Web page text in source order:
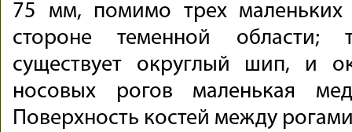
75 мм, помимо трех
стороне теменной области;
существует округлый шип, и
носовых рогов маленькая
Поверхность костей между